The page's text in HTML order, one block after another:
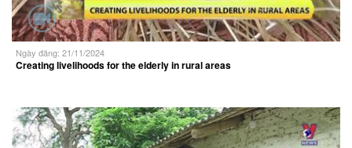
Ngày đăng: 21/11/2024
Creating livelihoods for the elderly in rural areas